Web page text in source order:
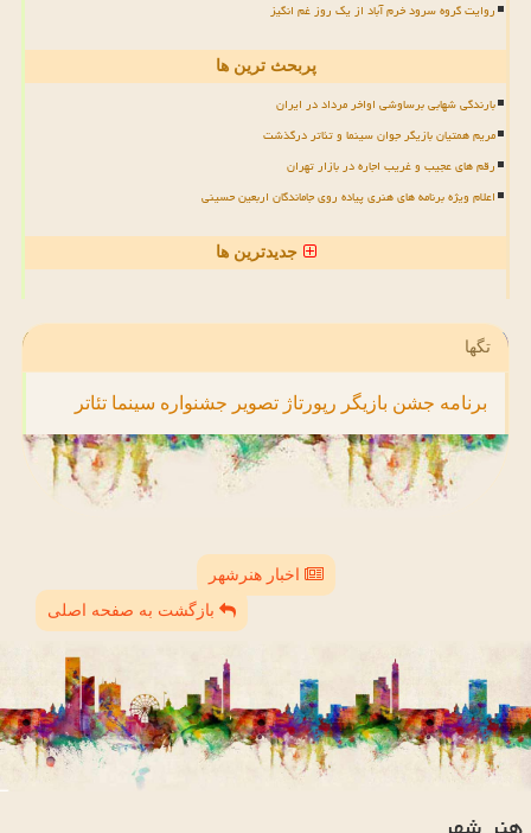
روایت گروه سرود خرم آباد از یک روز غم انگیز
پربحث ترین ها
بارندگی شهابی برساوشی اواخر مرداد در ایران
مریم همتیان بازیگر جوان سینما و تئاتر درگذشت
رقم های عجیب و غریب اجاره در بازار تهران
اعلام ویژه برنامه های هنری پیاده روی جاماندگان اربعین حسینی
جدیدترین ها
تگها
برنامه جشن بازیگر رپورتاژ تصویر جشنواره سینما تئاتر
اخبار هنرشهر
بازگشت به صفحه اصلی